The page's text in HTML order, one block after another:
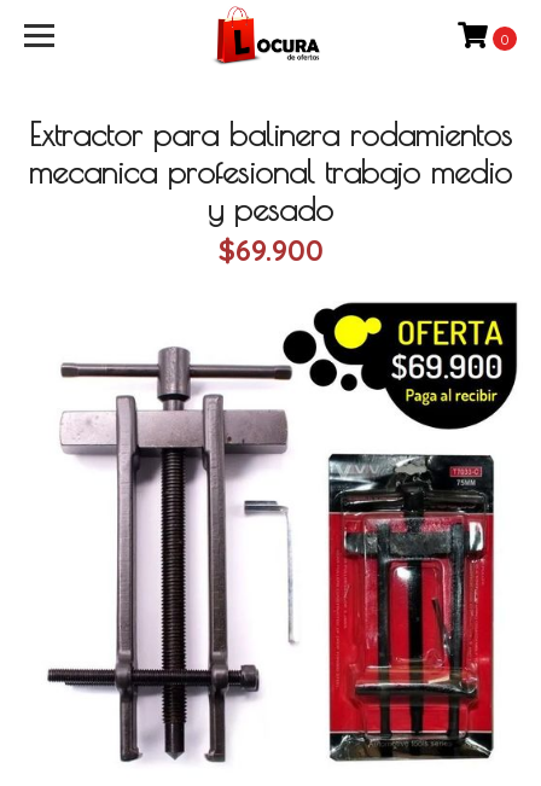
0
Extractor para balinera rodamientos
mecanica profesional trabajo medio
y pesado
$69.900